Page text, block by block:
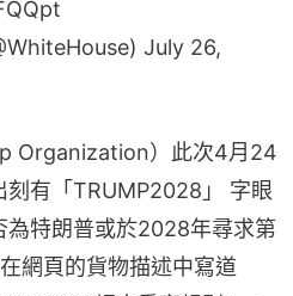
刻有「TRUMP2028」 字眼
為特朗普或於2028年尋求第
網頁的貨物描述中寫道
帽去重寫規則」，